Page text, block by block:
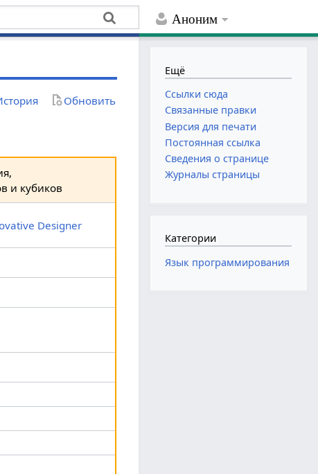
Аноним
Обновить
и кубиков
Designer
Ещё
Ссылки сюда
Связанные правки
Версия для печати
Постоянная ссылка
Сведения о странице
Журналы страницы
Категории
Язык программирования